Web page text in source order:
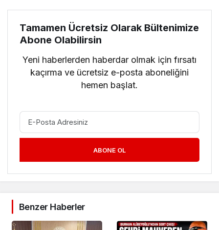
Tamamen Ücretsiz Olarak Bültenimize
Abone Olabilirsin
Yeni haberlerden haberdar olmak için fırsatı
kaçırma ve ücretsiz e-posta aboneliğini
hemen başlat.
ABONE OL
Benzer Haberler